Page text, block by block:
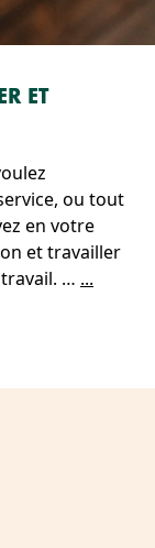
ET
ou tout
en votre
et travailler
… ...